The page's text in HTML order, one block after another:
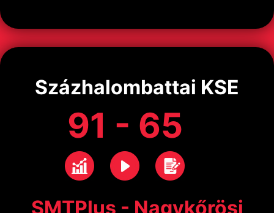
Százhalombattai KSE
91 - 65
SMTPlus - Nagykőrösi